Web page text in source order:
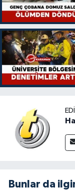
Bunlar da